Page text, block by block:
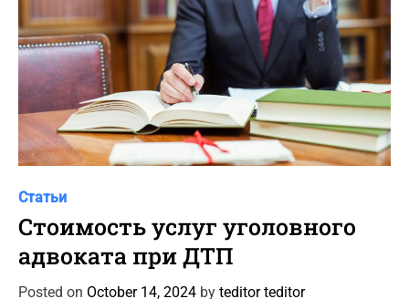
C
a
t
e
g
Статьи
Стоимость услуг уголовного
адвоката при ДТП
Posted on October 14, 2024 by teditor teditor